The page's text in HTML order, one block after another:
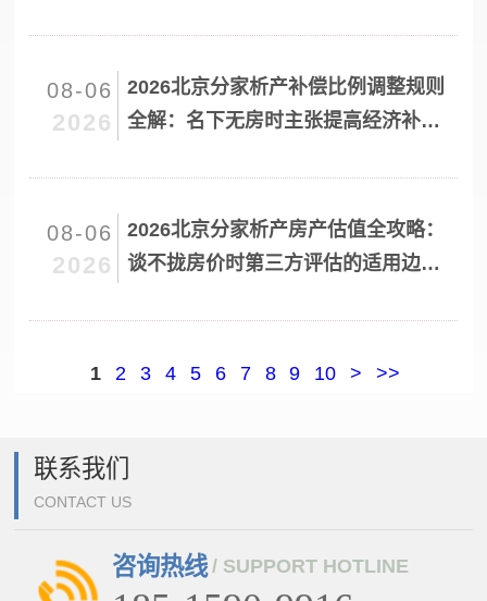
08-06
2026
2026北京分家析产补偿比例调整规则
全解：名下无房时主张提高经济补偿
08-06
2026
2026北京分家析产房产估值全攻略：
谈不拢房价时第三方评估的适用边界
1 2 3 4 5 6 7 8 9 10 > >>
联系我们
CONTACT US
咨询热线 / SUPPORT HOTLINE